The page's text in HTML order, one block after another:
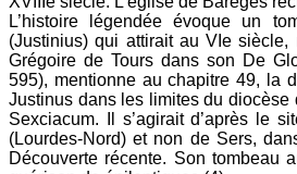
L’histoire légendée évoque un
(Justinius) qui attirait au VIe siècle,
Grégoire de Tours dans son De
595), mentionne au chapitre 49, la
Justinus dans les limites du diocèse
Sexciacum. Il s’agirait d’après le
(Lourdes-Nord) et non de Sers,
Découverte récente. Son tombeau